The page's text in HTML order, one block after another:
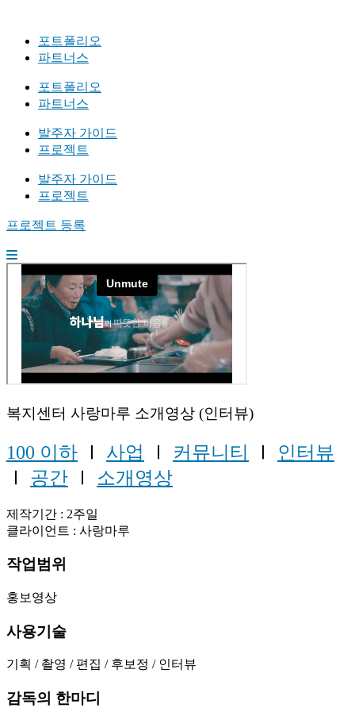
포트폴리오
파트너스
포트폴리오
파트너스
발주자 가이드
프로젝트
발주자 가이드
프로젝트
프로젝트 등록
복지센터 사랑마루 소개영상 (인터뷰)
100 이하 Ⅰ 사업 Ⅰ 커뮤니티 Ⅰ 인터뷰
Ⅰ 공간 Ⅰ 소개영상
제작기간 : 2주일
클라이언트 : 사랑마루
작업범위
홍보영상
사용기술
기획 / 촬영 / 편집 / 후보정 / 인터뷰
감독의 한마디